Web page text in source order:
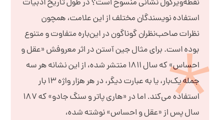
نقطه‌ویرگول نشانی منسوخ است؟ در طول تاریخ ادبیات
استفاده نویسندگان مختلف از این علامت، همچون
نظرات صاحب‌نظران گوناگون در این‌باره متفاوت و متنوع
بوده است. برای مثال جین آستن در اثر معروفش «عقل و
احساس» که سال ۱۸۱۱ منتشر شده، از این نشانه هر سه
جمله یک‌بار، یا به عبارت دیگر، در هر هزار واژه ۱۳ بار
استفاده می‌کند. اما در «هاری پاتر و سنگ جادو» که ۱۸۷
سال پس از «عقل و احساس» نوشته شده،